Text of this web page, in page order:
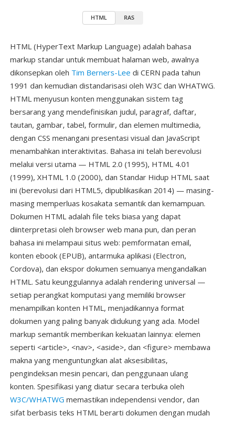
HTML RAS
HTML (HyperText Markup Language) adalah bahasa
markup standar untuk membuat halaman web, awalnya
dikonsepkan oleh Tim Berners-Lee di CERN pada tahun
1991 dan kemudian distandarisasi oleh W3C dan WHATWG.
HTML menyusun konten menggunakan sistem tag
bersarang yang mendefinisikan judul, paragraf, daftar,
tautan, gambar, tabel, formulir, dan elemen multimedia,
dengan CSS menangani presentasi visual dan JavaScript
menambahkan interaktivitas. Bahasa ini telah berevolusi
melalui versi utama — HTML 2.0 (1995), HTML 4.01
(1999), XHTML 1.0 (2000), dan Standar Hidup HTML saat
ini (berevolusi dari HTML5, dipublikasikan 2014) — masing-
masing memperluas kosakata semantik dan kemampuan.
Dokumen HTML adalah file teks biasa yang dapat
diinterpretasi oleh browser web mana pun, dan peran
bahasa ini melampaui situs web: pemformatan email,
konten ebook (EPUB), antarmuka aplikasi (Electron,
Cordova), dan ekspor dokumen semuanya mengandalkan
HTML. Satu keunggulannya adalah rendering universal —
setiap perangkat komputasi yang memiliki browser
menampilkan konten HTML, menjadikannya format
dokumen yang paling banyak didukung yang ada. Model
markup semantik memberikan kekuatan lainnya: elemen
seperti <article>, <nav>, <aside>, dan <figure> membawa
makna yang menguntungkan alat aksesibilitas,
pengindeksan mesin pencari, dan penggunaan ulang
konten. Spesifikasi yang diatur secara terbuka oleh
W3C/WHATWG memastikan independensi vendor, dan
sifat berbasis teks HTML berarti dokumen dengan mudah